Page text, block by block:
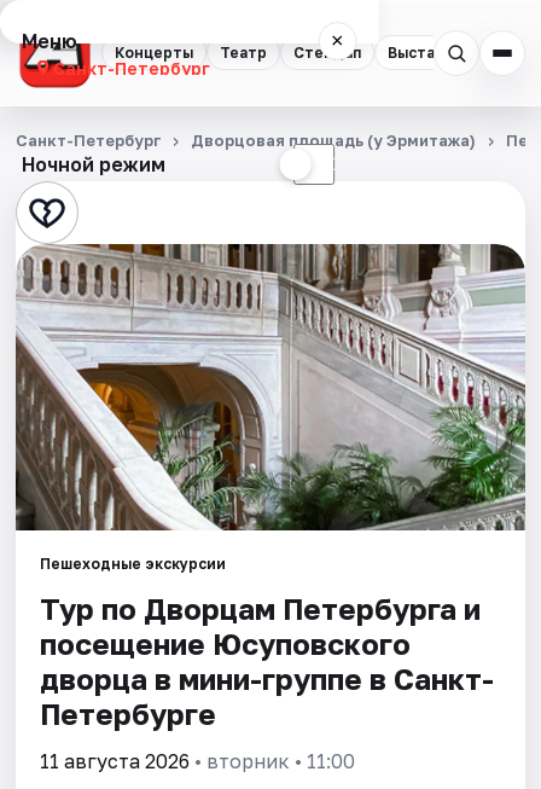
Концерты Театр Стендап Выставки
Меню ×
Санкт-Петербург
Концерты
Театр
Стендап
Выставки
Квесты
Экскурсии
Спорт
События
Города
Площадки
Артисты
Рейтинги
Ночной режим ☾
Санкт-Петербург Дворцовая площадь (у Эрмитажа)
Пешеходные экскурсии
Тур по Дворцам Петербурга и
посещение Юсуповского
дворца в мини-группе в Санкт-
Петербурге
11 августа 2026 • вторник • 11:00